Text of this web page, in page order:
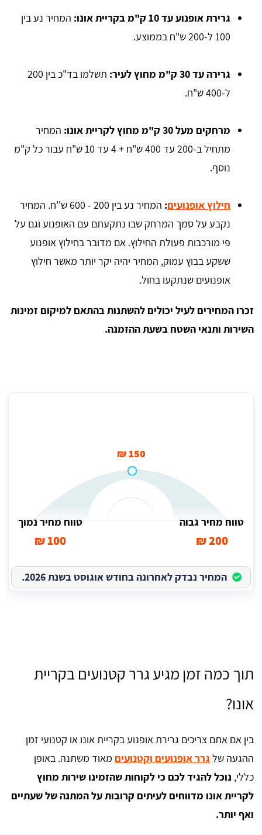
גרירת אופנוע עד 10 ק"מ בקריית אונו:
המחיר נע בין
100 ל-200 ש"ח בממוצע.
גרירה עד 30 ק"מ מחוץ לעיר:
תשלמו בד"כ בין 200
ל-400 ש"ח.
מרחקים מעל 30 ק"מ מחוץ לקריית אונו:
המחיר
מתחיל ב-200 עד 400 ש"ח + 4 עד 10 ש"ח עבור כל ק"מ
נוסף.
חילוץ אופנועים:
המחיר נע בין 200 - 600 ש''ח. המחיר
נקבע על סמך המרחק שבו נתקעתם עם האופנוע וגם על
פי מורכבות פעולת החילוץ. אם מדובר בחילוץ אופנוע
ששקע בבוץ עמוק, המחיר יהיה יקר יותר מאשר חילוץ
אופנועים שנתקעו בחול.
זכרו המחירים לעיל יכולים להשתנות בהתאם למיקום זמינות
השירות ותנאי השטח בשעת ההזמנה.
150 ₪
טווח מחיר גבוה
200 ₪
טווח מחיר נמוך
100 ₪
המחיר נבדק לאחרונה בחודש אוגוסט בשנת 2026.
תוך כמה זמן מגיע גרר קטנועים בקריית
אונו?
בין אם אתם צריכים גרירת אופנוע בקריית אונו או קטנועי זמן
ההגעה של גרר אופנועים וקטנועים מאוד משתנה. באופן
כללי, נוכל להגיד לכם כי לקוחות שהזמינו שירות מחוץ
לקריית אונו מדווחים לעיתים קרובות על המתנה של שעתיים
ואף יותר.